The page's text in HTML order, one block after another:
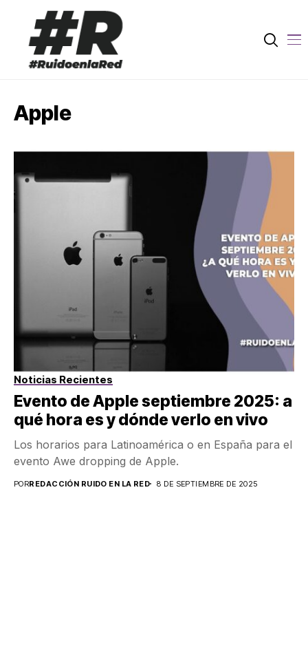
Apple
Noticias Recientes
Evento de Apple septiembre 2025: a
qué hora es y dónde verlo en vivo
Los horarios para Latinoamérica o en España para el
evento Awe dropping de Apple.
PORREDACCIÓN RUIDO EN LA RED 8 DE SEPTIEMBRE DE 2025